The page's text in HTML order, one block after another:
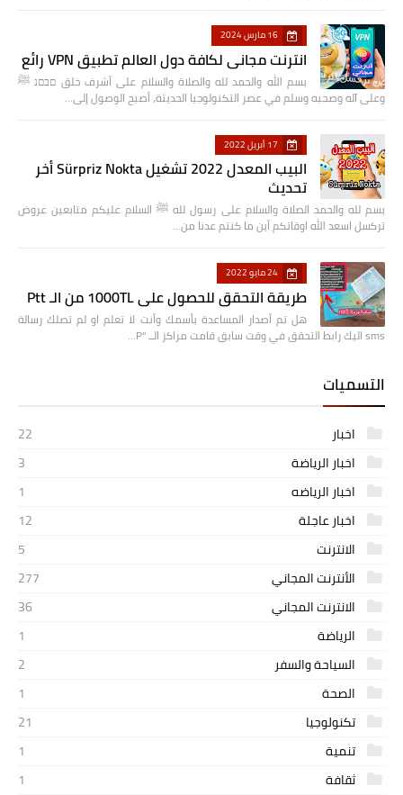
16 مارس 2024
انترنت مجاني لكافة دول العالم تطبيق VPN رائع
بسم الله والحمد لله والصلاة والسلام على أشرف خلق םבםנ ﷺ
وعلى آله وصحبه وسلم في عصر التكنولوجيا الحديثة، أصبح الوصول إلى…
17 أبريل 2022
البيب المعدل 2022 تشغيل Sürpriz Nokta أخر
تحديث
بسم لله والحمد الصلاة والسلام على رسول لله ﷺ السلام عليكم متابعين عروض
تركسل اسعد الله اوقاتكم أين ما كنتم عدنا من…
24 مايو 2022
طريقة التحقق للحصول على 1000TL من الـ Ptt
هل تم أصدار المساعدة بأسمك وأنت لا تعلم او لم تصلك رسالة
sms اليك رابط التحقق في وقت سابق قامت مراكز الــ "P…
التسميات
اخبار
22
اخبار الرياضة
3
اخبار الرياضه
1
اخبار عاجلة
12
الانترنت
5
الأنترنت المجاني
277
الانترنت المجاني
36
الرياضة
1
السياحة والسفر
2
الصحة
1
تكنولوجيا
21
تنمية
1
ثقافة
1